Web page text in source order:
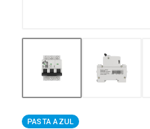
PASTA AZUL